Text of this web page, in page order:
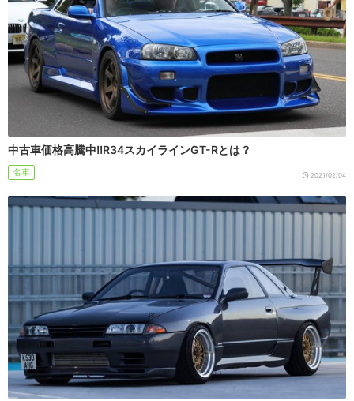
中古車価格高騰中!!R34スカイラインGT-Rとは？
名車 2021/02/04